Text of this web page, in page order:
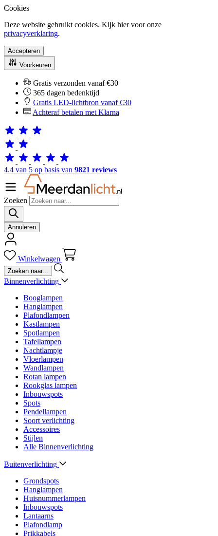
Cookies
Deze website gebruikt cookies. Kijk hier voor onze
privacyverklaring.
Accepteren
Voorkeuren
Gratis verzonden vanaf €30
365 dagen bedenktijd
Gratis LED-lichtbron vanaf €30
Achteraf betalen met Klarna
4.4 van 5 op basis van 9821 reviews
Zoeken
Annuleren
Winkelwagen
Binnenverlichting
Booglampen
Hanglampen
Plafondlampen
Kastlampen
Spotlampen
Tafellampen
Nachtlampje
Vloerlampen
Wandlampen
Rotan lampen
Rookglas lampen
Inbouwspots
Spots
Pendellampen
Soort verlichting
Accessoires
Stijlen
Alle Binnenverlichting
Buitenverlichting
Grondspots
Hanglampen
Huisnummerlampen
Inbouwspots
Lantaarns
Plafondlamp
Prikkabels